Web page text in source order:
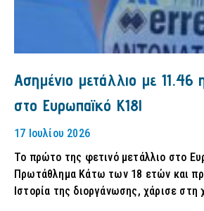
Ασημένιο μετάλλιο με 11.46
στο Ευρωπαϊκό Κ18!
17 Ιουλίου 2026
Το πρώτο της φετινό μετάλλιο στο
Πρωτάθλημα Κάτω των 18 ετών και
Ιστορία της διοργάνωσης, χάρισε